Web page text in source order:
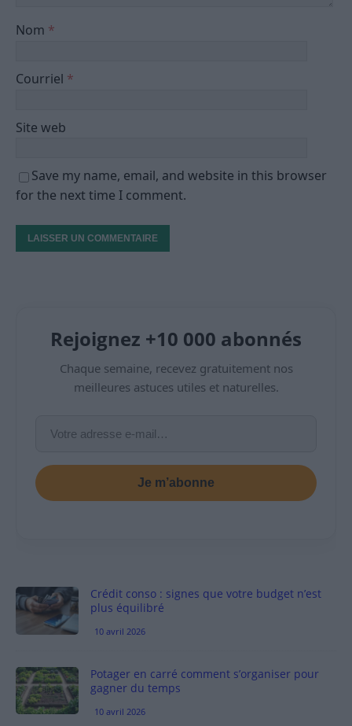
Nom *
Courriel *
Site web
Save my name, email, and website in this browser
for the next time I comment.
Rejoignez +10 000 abonnés
Chaque semaine, recevez gratuitement nos
meilleures astuces utiles et naturelles.
Je m’abonne
Crédit conso : signes que votre budget n’est
plus équilibré
10 avril 2026
Potager en carré comment s’organiser pour
gagner du temps
10 avril 2026